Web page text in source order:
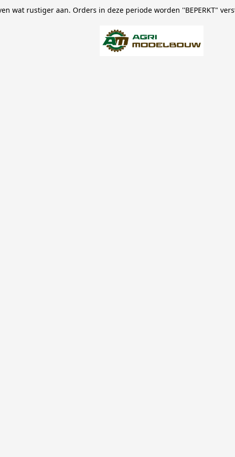
wat rustiger aan. Orders in deze periode worden ''BEPERKT"